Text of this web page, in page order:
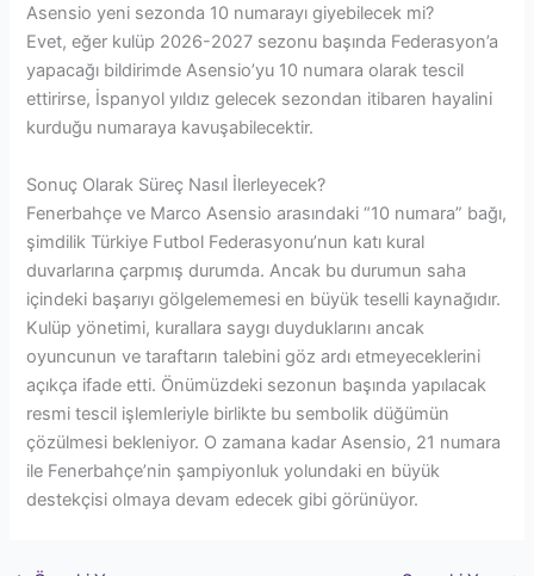
Asensio yeni sezonda 10 numarayı giyebilecek mi?
Evet, eğer kulüp 2026-2027 sezonu başında Federasyon’a
yapacağı bildirimde Asensio’yu 10 numara olarak tescil
ettirirse, İspanyol yıldız gelecek sezondan itibaren hayalini
kurduğu numaraya kavuşabilecektir.
Sonuç Olarak Süreç Nasıl İlerleyecek?
Fenerbahçe ve Marco Asensio arasındaki “10 numara” bağı,
şimdilik Türkiye Futbol Federasyonu’nun katı kural
duvarlarına çarpmış durumda. Ancak bu durumun saha
içindeki başarıyı gölgelememesi en büyük teselli kaynağıdır.
Kulüp yönetimi, kurallara saygı duyduklarını ancak
oyuncunun ve taraftarın talebini göz ardı etmeyeceklerini
açıkça ifade etti. Önümüzdeki sezonun başında yapılacak
resmi tescil işlemleriyle birlikte bu sembolik düğümün
çözülmesi bekleniyor. O zamana kadar Asensio, 21 numara
ile Fenerbahçe’nin şampiyonluk yolundaki en büyük
destekçisi olmaya devam edecek gibi görünüyor.